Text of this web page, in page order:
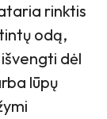
rinktis
odą,
dėl
lūpų